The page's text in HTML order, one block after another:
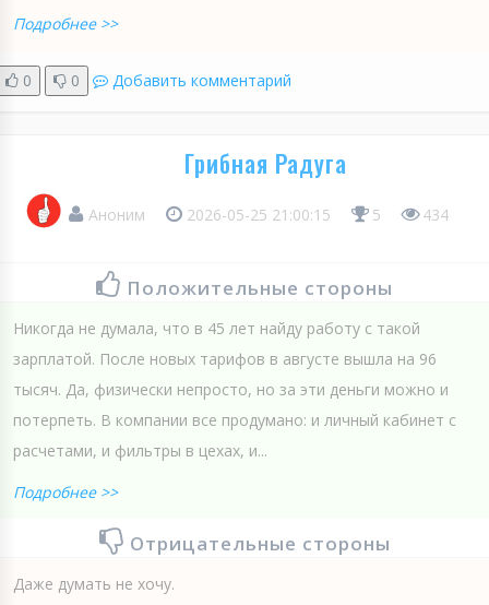
Подробнее >>
0 0 Добавить комментарий
Грибная Радуга
Аноним 2026-05-25 21:00:15 5 434
Положительные стороны
Никогда не думала, что в 45 лет найду работу с такой
зарплатой. После новых тарифов в августе вышла на 96
тысяч. Да, физически непросто, но за эти деньги можно и
потерпеть. В компании все продумано: и личный кабинет с
расчетами, и фильтры в цехах, и...
Подробнее >>
Отрицательные стороны
Даже думать не хочу.